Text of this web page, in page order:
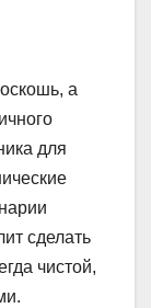
а
для
сделать
чистой,